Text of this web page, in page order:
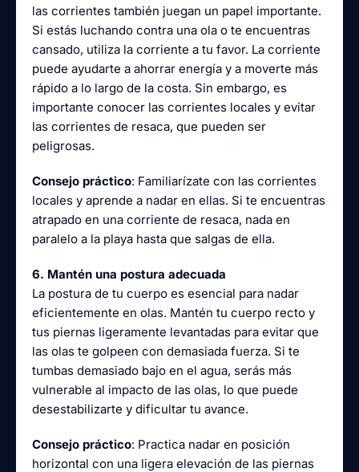
las corrientes también juegan un papel importante.
Si estás luchando contra una ola o te encuentras
cansado, utiliza la corriente a tu favor. La corriente
puede ayudarte a ahorrar energía y a moverte más
rápido a lo largo de la costa. Sin embargo, es
importante conocer las corrientes locales y evitar
las corrientes de resaca, que pueden ser
peligrosas.
Consejo práctico: Familiarízate con las corrientes
locales y aprende a nadar en ellas. Si te encuentras
atrapado en una corriente de resaca, nada en
paralelo a la playa hasta que salgas de ella.
6. Mantén una postura adecuada
La postura de tu cuerpo es esencial para nadar
eficientemente en olas. Mantén tu cuerpo recto y
tus piernas ligeramente levantadas para evitar que
las olas te golpeen con demasiada fuerza. Si te
tumbas demasiado bajo en el agua, serás más
vulnerable al impacto de las olas, lo que puede
desestabilizarte y dificultar tu avance.
Consejo práctico: Practica nadar en posición
horizontal con una ligera elevación de las piernas